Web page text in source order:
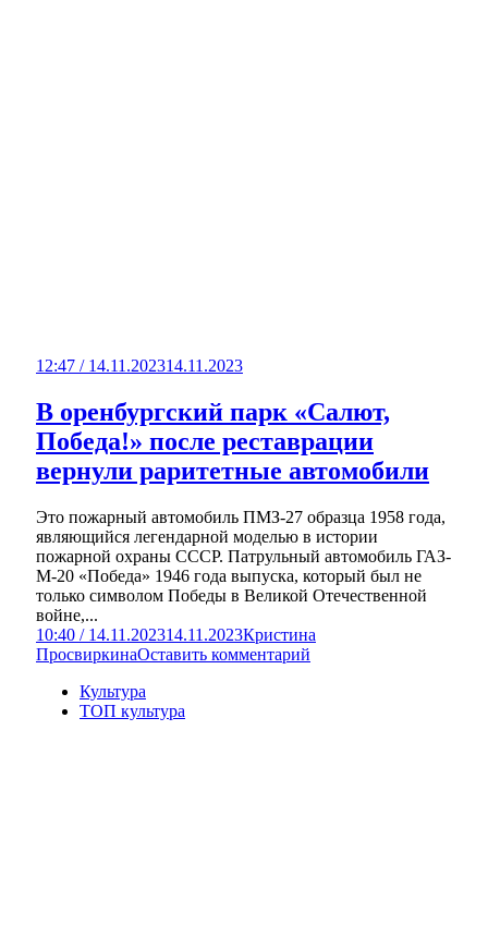
12:47 / 14.11.202314.11.2023
В оренбургский парк «Салют,
Победа!» после реставрации
вернули раритетные автомобили
Это пожарный автомобиль ПМЗ-27 образца 1958 года,
являющийся легендарной моделью в истории
пожарной охраны СССР. Патрульный автомобиль ГАЗ-
М-20 «Победа» 1946 года выпуска, который был не
только символом Победы в Великой Отечественной
войне,...
10:40 / 14.11.202314.11.2023Кристина
ПросвиркинаОставить комментарий
Культура
ТОП культура